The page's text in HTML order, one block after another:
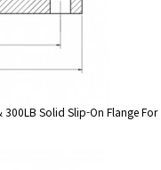
300LB Solid Slip-On Flange For